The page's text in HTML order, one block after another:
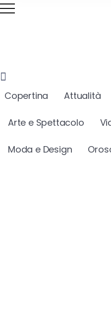
Copertina Attualità
Arte e Spettacolo
Moda e Design